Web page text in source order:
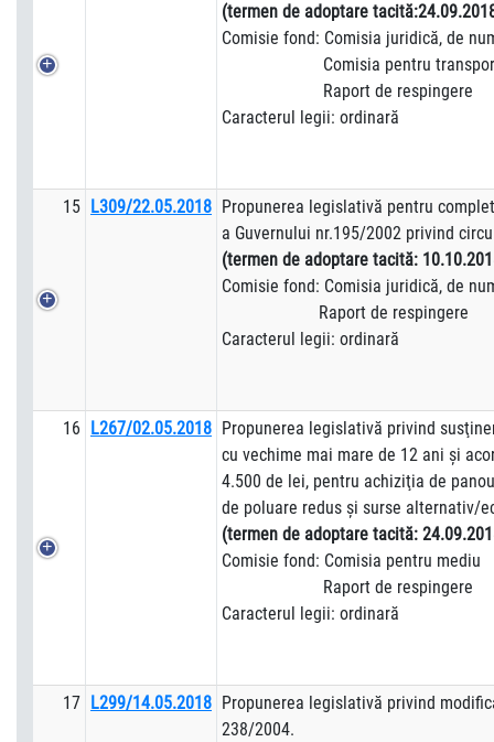
(termen de adoptare
Comisie fond: Comisia juridică, de
Comisia pentru
Raport de respingere
Caracterul legii: ordinară
15 L309/22.05.2018 Propunerea legislativă pentru
a Guvernului nr.195/2002 privind
(termen de adoptare tacită:
Comisie fond: Comisia juridică, de
Raport de respingere
Caracterul legii: ordinară
16 L267/02.05.2018 Propunerea legislativă privind
cu vechime mai mare de 12 ani şi
4.500 de lei, pentru achiziţia de
de poluare redus şi surse alternativ/
(termen de adoptare tacită:
Comisie fond: Comisia pentru mediu
Raport de respingere
Caracterul legii: ordinară
17 L299/14.05.2018 Propunerea legislativă privind
238/2004.